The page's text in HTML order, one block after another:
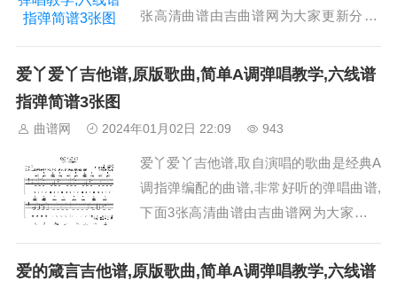
张高清曲谱由吉曲谱网为大家更新分享,
爱丫爱丫吉他谱,原版歌曲,简单A调弹唱教学,六线谱
指弹简谱3张图
曲谱网 2024年01月02日 22:09 943
爱丫爱丫吉他谱,取自演唱的歌曲是经典A
调指弹编配的曲谱,非常好听的弹唱曲谱,
下面3张高清曲谱由吉曲谱网为大家更新
爱的箴言吉他谱,原版歌曲,简单A调弹唱教学,六线谱